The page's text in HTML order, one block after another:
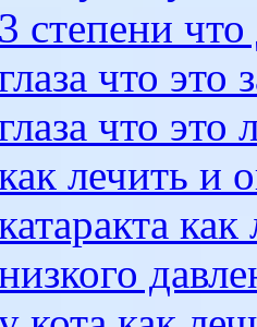
степени что
что это
что это
лечить и
как